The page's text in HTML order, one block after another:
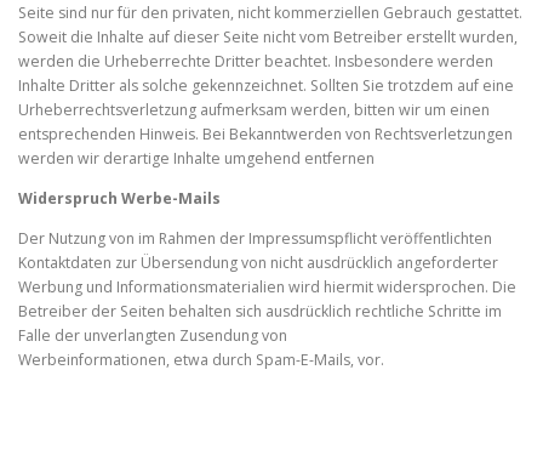
Seite sind nur für den privaten, nicht kommerziellen Gebrauch gestattet.
Soweit die Inhalte auf dieser Seite nicht vom Betreiber erstellt wurden,
werden die Urheberrechte Dritter beachtet. Insbesondere werden
Inhalte Dritter als solche gekennzeichnet. Sollten Sie trotzdem auf eine
Urheberrechtsverletzung aufmerksam werden, bitten wir um einen
entsprechenden Hinweis. Bei Bekanntwerden von Rechtsverletzungen
werden wir derartige Inhalte umgehend entfernen
Widerspruch Werbe-Mails
Der Nutzung von im Rahmen der Impressumspflicht veröffentlichten
Kontaktdaten zur Übersendung von nicht ausdrücklich angeforderter
Werbung und Informationsmaterialien wird hiermit widersprochen. Die
Betreiber der Seiten behalten sich ausdrücklich rechtliche Schritte im
Falle der unverlangten Zusendung von
Werbeinformationen, etwa durch Spam-E-Mails, vor.